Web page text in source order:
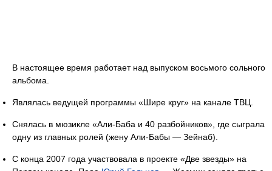
В настоящее время работает над выпуском восьмого сольного
альбома.
Являлась ведущей программы «Шире круг» на канале ТВЦ.
Снялась в мюзикле «Али-Баба и 40 разбойников», где сыграла
одну из главных ролей (жену Али-Бабы — Зейнаб).
С конца 2007 года участвовала в проекте «Две звезды» на